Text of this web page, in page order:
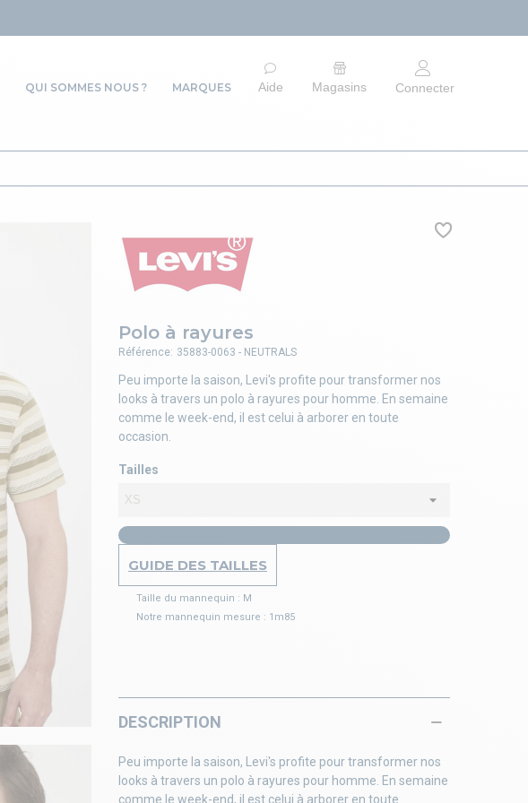
QUI SOMMES NOUS ? MARQUES Aide Magasins Connecter
Polo à rayures
Peu importe la saison, Levi's profite pour transformer nos
looks à travers un polo à rayures pour homme. En semaine
comme le week-end, il est celui à arborer en toute
occasion.
Tailles
GUIDE DES TAILLES
Taille du mannequin : M
Notre mannequin mesure : 1m85
Référence: 35883-0063 - NEUTRALS
DESCRIPTION
Peu importe la saison, Levi's profite pour transformer nos
looks à travers un polo à rayures pour homme. En semaine
comme le week-end, il est celui à arborer en toute